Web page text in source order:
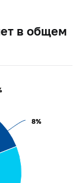
в общем
8%
8%